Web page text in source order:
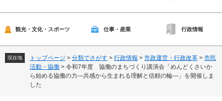
観光・文化・スポーツ 仕事・産業 行政情報
現在地 トップページ > 分類でさがす > 行政情報 > 市政運営・行政改革 > 市民
活動・協働 > 令和7年度 協働のまちづくり講演会「めんどくさいか
ら始める協働の力―共感から生まれる理解と信頼の輪―」を開催しま
した